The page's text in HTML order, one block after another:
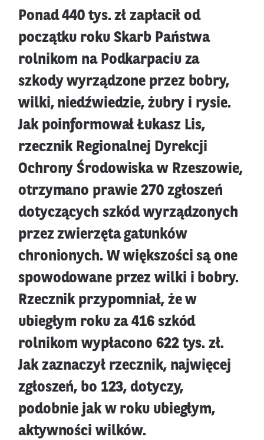
Ponad 440 tys. zł zapłacił od
początku roku Skarb Państwa
rolnikom na Podkarpaciu za
szkody wyrządzone przez bobry,
wilki, niedźwiedzie, żubry i rysie.
Jak poinformował Łukasz Lis,
rzecznik Regionalnej Dyrekcji
Ochrony Środowiska w Rzeszowie,
otrzymano prawie 270 zgłoszeń
dotyczących szkód wyrządzonych
przez zwierzęta gatunków
chronionych. W większości są one
spowodowane przez wilki i bobry.
Rzecznik przypomniał, że w
ubiegłym roku za 416 szkód
rolnikom wypłacono 622 tys. zł.
Jak zaznaczył rzecznik, najwięcej
zgłoszeń, bo 123, dotyczy,
podobnie jak w roku ubiegłym,
aktywności wilków.